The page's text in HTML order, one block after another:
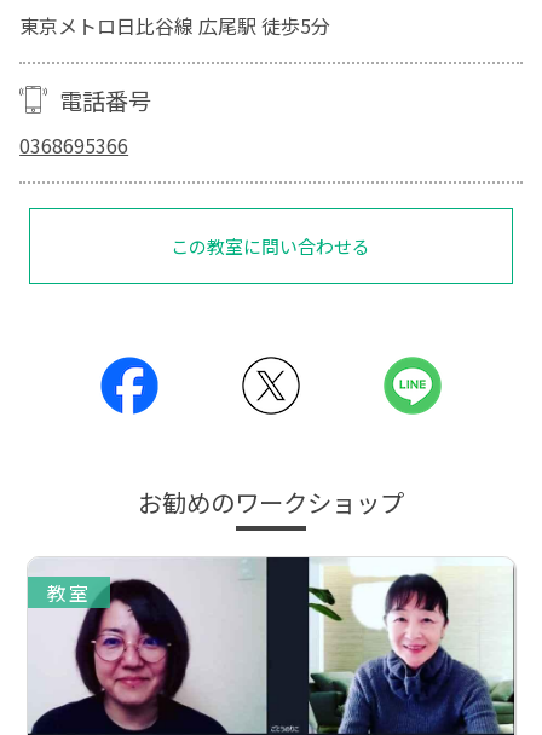
東京メトロ日比谷線 広尾駅 徒歩5分
電話番号
0368695366
この教室に問い合わせる
お勧めのワークショップ
教室